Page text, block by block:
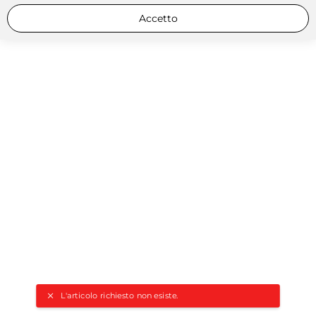
L'articolo richiesto non esiste.
Accetto